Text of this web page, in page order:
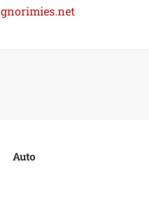
gnorimies.net
Auto